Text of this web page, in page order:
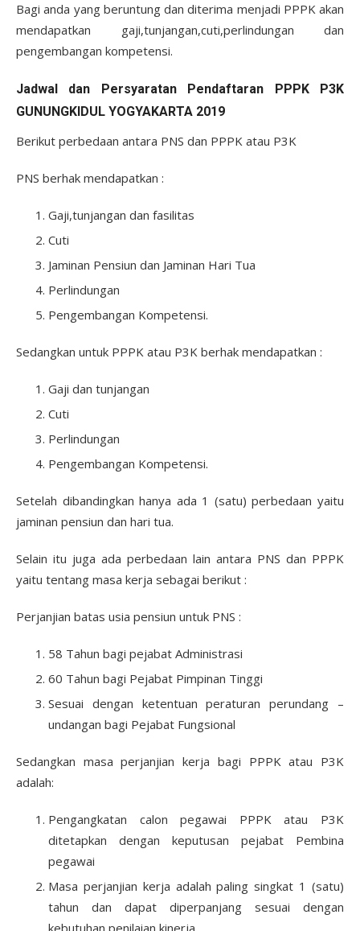
Bagi anda yang beruntung dan diterima menjadi PPPK akan
mendapatkan gaji,tunjangan,cuti,perlindungan dan
pengembangan kompetensi.
Jadwal dan Persyaratan Pendaftaran PPPK P3K
GUNUNGKIDUL YOGYAKARTA 2019
Berikut perbedaan antara PNS dan PPPK atau P3K
PNS berhak mendapatkan :
Gaji,tunjangan dan fasilitas
Cuti
Jaminan Pensiun dan Jaminan Hari Tua
Perlindungan
Pengembangan Kompetensi.
Sedangkan untuk PPPK atau P3K berhak mendapatkan :
Gaji dan tunjangan
Cuti
Perlindungan
Pengembangan Kompetensi.
Setelah dibandingkan hanya ada 1 (satu) perbedaan yaitu
jaminan pensiun dan hari tua.
Selain itu juga ada perbedaan lain antara PNS dan PPPK
yaitu tentang masa kerja sebagai berikut :
Perjanjian batas usia pensiun untuk PNS :
58 Tahun bagi pejabat Administrasi
60 Tahun bagi Pejabat Pimpinan Tinggi
Sesuai dengan ketentuan peraturan perundang –
undangan bagi Pejabat Fungsional
Sedangkan masa perjanjian kerja bagi PPPK atau P3K
adalah:
Pengangkatan calon pegawai PPPK atau P3K
ditetapkan dengan keputusan pejabat Pembina
pegawai
Masa perjanjian kerja adalah paling singkat 1 (satu)
tahun dan dapat diperpanjang sesuai dengan
kebutuhan penilaian kinerja.